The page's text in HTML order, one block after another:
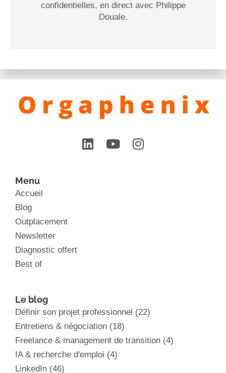
confidentielles, en direct avec Philippe
Douale.
Menu
Accueil
Blog
Outplacement
Newsletter
Diagnostic offert
Best of
Le blog
Définir son projet professionnel (22)
Entretiens & négociation (18)
Freelance & management de transition (4)
IA & recherche d'emploi (4)
LinkedIn (46)